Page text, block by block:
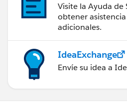
Visite la Ayuda de
obtener
adicionales.
IdeaExchange
Envíe su idea a